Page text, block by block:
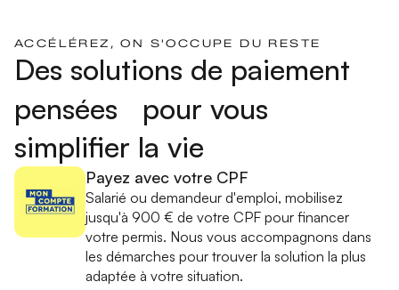
ACCÉLÉREZ, ON S'OCCUPE DU RESTE
Des solutions de paiement
pensées pour vous
simplifier la vie
Payez avec votre CPF
Salarié ou demandeur d'emploi, mobilisez
jusqu'à 900 € de votre CPF pour financer
votre permis. Nous vous accompagnons dans
les démarches pour trouver la solution la plus
adaptée à votre situation.